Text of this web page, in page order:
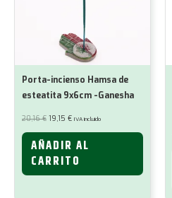
Porta-incienso Hamsa de
esteatita 9x6cm -Ganesha
20,16€ El
precio
original
era:
20,16 €.
19,15 €El
actual
es:
19,15 €.
IVA incluido
AÑADIR AL
CARRITO